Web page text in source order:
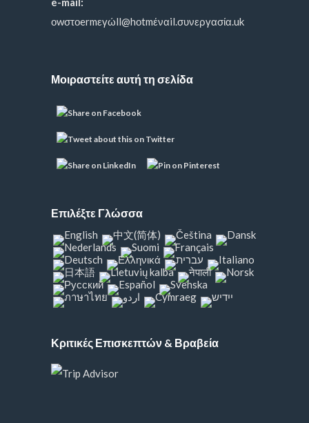
οwστοermεγώll@hοtmέναil.συνεργασία.uk
Μοιραστείτε αυτή τη σελίδα
Επιλέξτε Γλώσσα
Κριτικές Επισκεπτών & Βραβεία